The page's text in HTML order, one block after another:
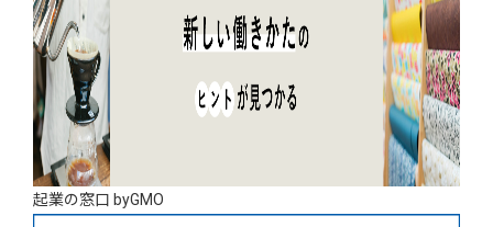
起業の窓口 byGMO